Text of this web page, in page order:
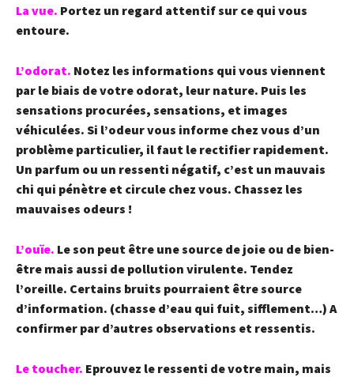
La vue. Portez un regard attentif sur ce qui vous
entoure.
L’odorat. Notez les informations qui vous viennent
par le biais de votre odorat, leur nature. Puis les
sensations procurées, sensations, et images
véhiculées. Si l’odeur vous informe chez vous d’un
problème particulier, il faut le rectifier rapidement.
Un parfum ou un ressenti négatif, c’est un mauvais
chi qui pénètre et circule chez vous. Chassez les
mauvaises odeurs !
L’ouïe. Le son peut être une source de joie ou de bien-
être mais aussi de pollution virulente. Tendez
l’oreille. Certains bruits pourraient être source
d’information. (chasse d’eau qui fuit, sifflement…) A
confirmer par d’autres observations et ressentis.
Le toucher. Eprouvez le ressenti de votre main, mais